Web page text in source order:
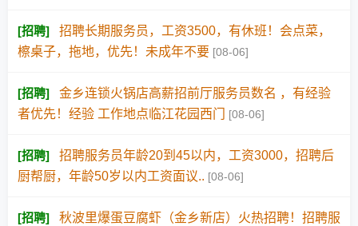
[招聘]
招聘长期服务员，工资3500，有休班！会点菜，
檫桌子，拖地，优先！未成年不要 [08-06]
[招聘]
金乡连锁火锅店高薪招前厅服务员数名 ，有经验
者优先！经验 工作地点临江花园西门
[08-06]
[招聘]
招聘服务员年龄20到45以内，工资3000，招聘后
厨帮厨，年龄50岁以内工资面议.. [08-06]
[招聘]
秋波里爆蛋豆腐虾（金乡新店）火热招聘！招聘服